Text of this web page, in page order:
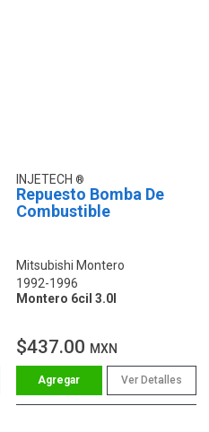
INJETECH
Repuesto Bomba De
Combustible
Mitsubishi Montero
1992-1996
Montero 6cil 3.0l
$437.00 MXN
Ver Detalles